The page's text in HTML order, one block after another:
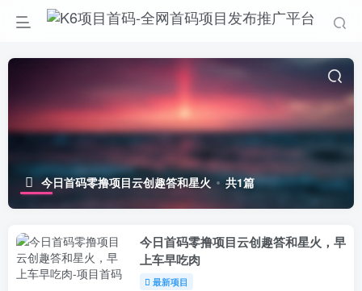
今日首码零撸项目云创趣答和星火 共1篇
今日首码零撸项目云创趣答和星火，早
上车早吃肉
最新项目